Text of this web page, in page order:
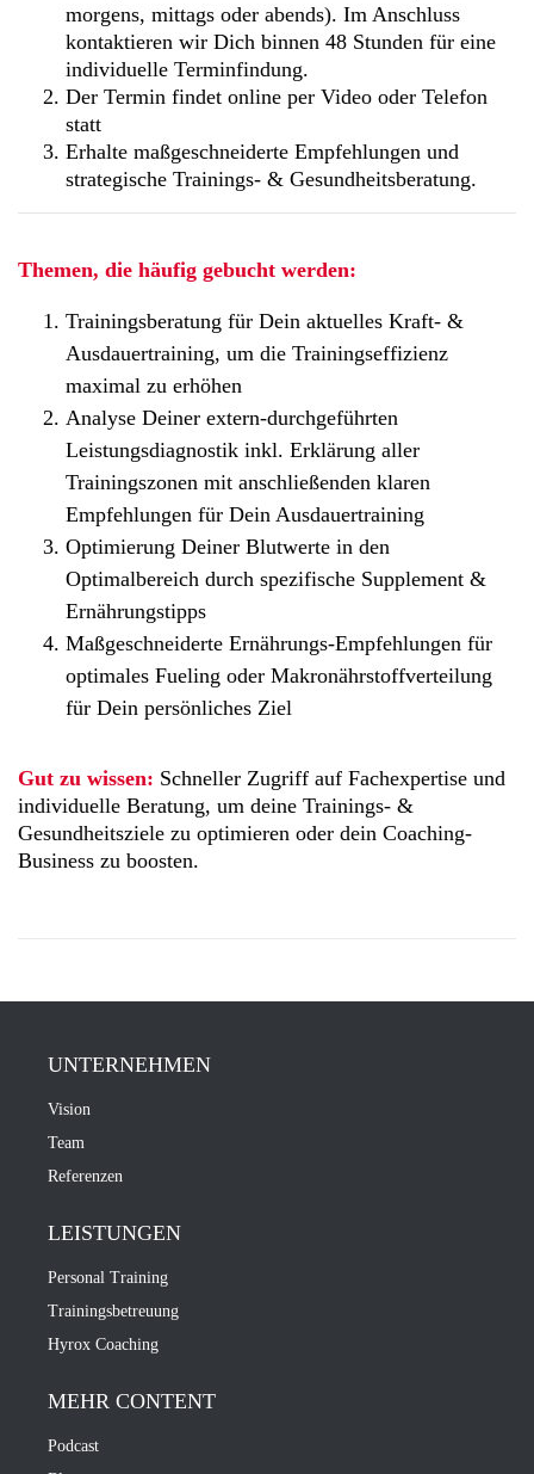
morgens, mittags oder abends). Im Anschluss
kontaktieren wir Dich binnen 48 Stunden für eine
individuelle Terminfindung.
Der Termin findet online per Video oder Telefon
statt
Erhalte maßgeschneiderte Empfehlungen und
strategische Trainings- & Gesundheitsberatung.
Themen, die häufig gebucht werden:
Trainingsberatung für Dein aktuelles Kraft- &
Ausdauertraining, um die Trainingseffizienz
maximal zu erhöhen
Analyse Deiner extern-durchgeführten
Leistungsdiagnostik inkl. Erklärung aller
Trainingszonen mit anschließenden klaren
Empfehlungen für Dein Ausdauertraining
Optimierung Deiner Blutwerte in den
Optimalbereich durch spezifische Supplement &
Ernährungstipps
Maßgeschneiderte Ernährungs-Empfehlungen für
optimales Fueling oder Makronährstoffverteilung
für Dein persönliches Ziel
Gut zu wissen: Schneller Zugriff auf Fachexpertise und
individuelle Beratung, um deine Trainings- &
Gesundheitsziele zu optimieren oder dein Coaching-
Business zu boosten.
UNTERNEHMEN
Vision
Team
Referenzen
LEISTUNGEN
Personal Training
Trainingsbetreuung
Hyrox Coaching
MEHR CONTENT
Podcast